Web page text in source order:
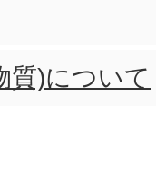
質)について